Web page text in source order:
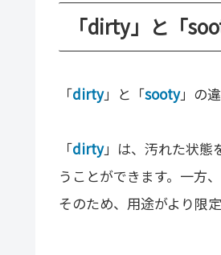
「dirty」と「
「dirty」と「sooty」の
「dirty」は、汚れた状態
うことができます。一方
そのため、用途がより限